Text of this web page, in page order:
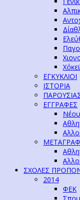
Χόκεϊ
ΕΓΚΥΚΛΙΟΙ
ΙΣΤΟΡΙΑ
ΕΓΓΡΑΦΕΣ
ΣΧΟΛΕΣ
2014
ΦΕΚ